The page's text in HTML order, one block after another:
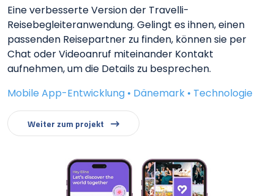
Eine verbesserte Version der Travelli-
Reisebegleiteranwendung. Gelingt es ihnen, einen
passenden Reisepartner zu finden, können sie per
Chat oder Videoanruf miteinander Kontakt
aufnehmen, um die Details zu besprechen.
Mobile App-Entwicklung • Dänemark • Technologie
Weiter zum projekt